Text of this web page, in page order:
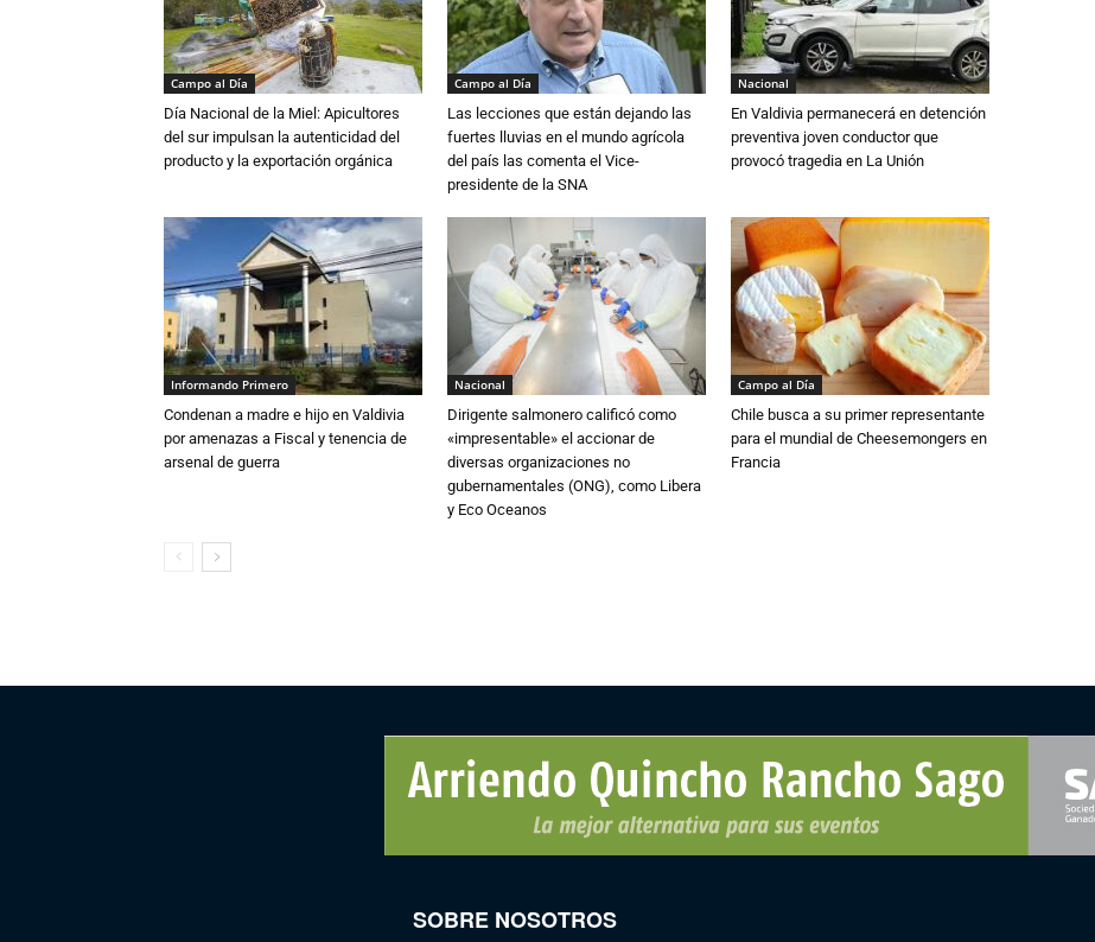
Campo al Día
Día Nacional de la Miel: Apicultores
del sur impulsan la autenticidad del
producto y la exportación orgánica
Campo al Día
Las lecciones que están dejando las
fuertes lluvias en el mundo agrícola
del país las comenta el Vice-
presidente de la SNA
Nacional
En Valdivia permanecerá en detención
preventiva joven conductor que
provocó tragedia en La Unión
Informando Primero
Condenan a madre e hijo en Valdivia
por amenazas a Fiscal y tenencia de
arsenal de guerra
Nacional
Dirigente salmonero calificó como
«impresentable» el accionar de
diversas organizaciones no
gubernamentales (ONG), como Libera
y Eco Oceanos
Campo al Día
Chile busca a su primer representante
para el mundial de Cheesemongers en
Francia
SOBRE NOSOTROS